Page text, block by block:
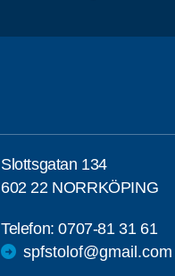
Slottsgatan 134
602 22 NORRKÖPING
Telefon:0707-81 31 61
spfstolof@gmail.com